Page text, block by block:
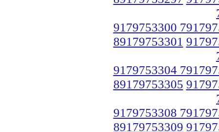
9179753300
89179753301
9179753304
89179753305
9179753308
89179753309